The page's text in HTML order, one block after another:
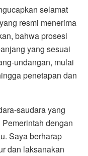
selamat
resmi menerima
bahwa prosesi
yang sesuai
undangan, mulai
penetapan dan
saudara yang
dengan
Saya berharap
dan laksanakan